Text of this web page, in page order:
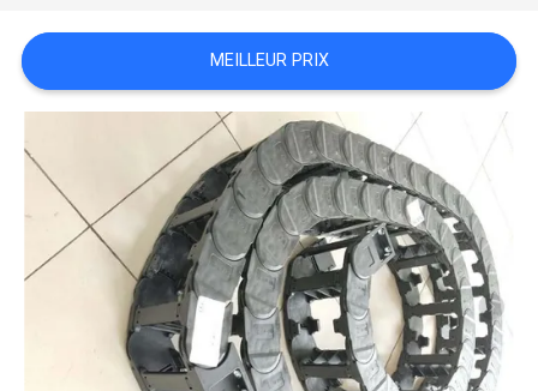
PLAN
DU
SITE
PRIVACY
POLICY
MEILLEUR PRIX